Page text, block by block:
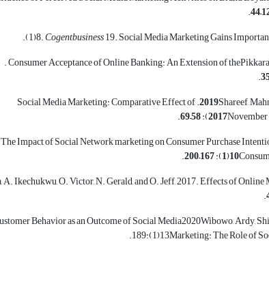
–
.
Cogentbusiness
.Consumer Acceptance of Online Banking: An Extension of the
.
Shareef,
. Social Media Marketing: Comparative Effect of
):
–
.
Network marketing on Consumer Purchase
(
):
–
.
A. Ikechukwu, O. Victor, N. Gerald, and O. Jeff, 2017. Effects of
.
Shih-Chih Chen, Uraiporn Wiangin, Yin Ma, and Athapol Ruangkanjanases. ‎‏2020‏‎. “Customer Behavior as an Outcome of Social Media
Marketing: The Role of